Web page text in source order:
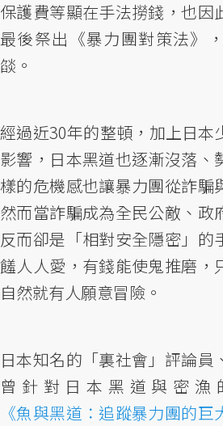
保護費等顯在手法撈錢，也因
最後祭出《暴力團對策法》
燄。
經過近30年的整頓，加上日本
影響，日本黑道也逐漸沒落、
樣的危機感也讓暴力團從詐騙
然而當詐騙成為全民公敵、政
反而卻是「相對安全隱密」的
饈人人愛，有錢能使鬼推磨，
自然就有人願意冒險。
日本知名的「裏社會」評論員
曾針對日本黑道與密漁
《魚與黑道：追蹤暴力團的